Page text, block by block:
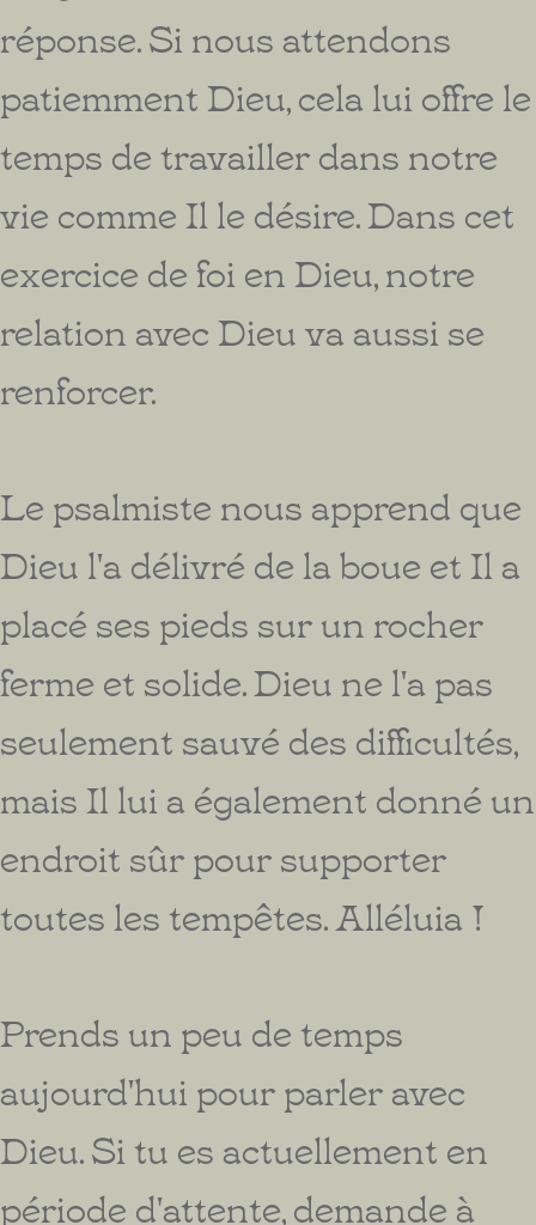
réponse. Si nous attendons
patiemment Dieu, cela lui offre le
temps de travailler dans notre
vie comme Il le désire. Dans cet
exercice de foi en Dieu, notre
relation avec Dieu va aussi se
renforcer.
Le psalmiste nous apprend que
Dieu l'a délivré de la boue et Il a
placé ses pieds sur un rocher
ferme et solide. Dieu ne l'a pas
seulement sauvé des difficultés,
mais Il lui a également donné un
endroit sûr pour supporter
toutes les tempêtes. Alléluia !
Prends un peu de temps
aujourd'hui pour parler avec
Dieu. Si tu es actuellement en
période d'attente, demande à